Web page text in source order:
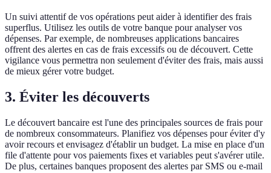
Un suivi attentif de vos opérations peut aider à identifier des frais
superflus. Utilisez les outils de votre banque pour analyser vos
dépenses. Par exemple, de nombreuses applications bancaires
offrent des alertes en cas de frais excessifs ou de découvert. Cette
vigilance vous permettra non seulement d'éviter des frais, mais aussi
de mieux gérer votre budget.
3. Éviter les découverts
Le découvert bancaire est l'une des principales sources de frais pour
de nombreux consommateurs. Planifiez vos dépenses pour éviter d'y
avoir recours et envisagez d'établir un budget. La mise en place d'un
file d'attente pour vos paiements fixes et variables peut s'avérer utile.
De plus, certaines banques proposent des alertes par SMS ou e-mail